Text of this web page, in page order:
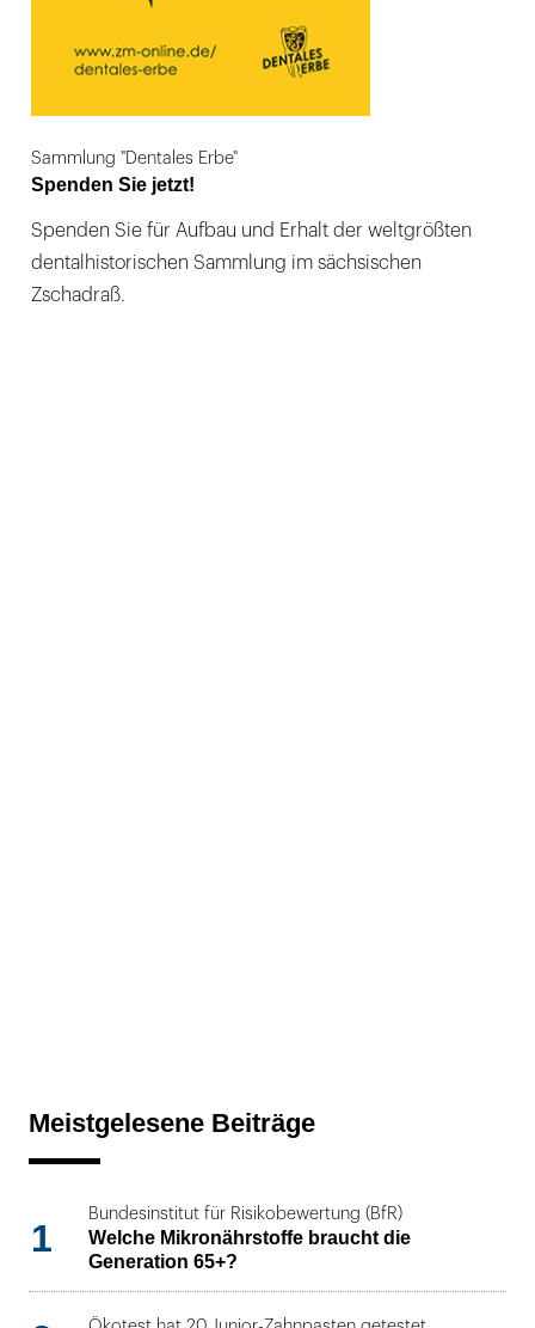
Sammlung "Dentales Erbe"
Spenden Sie jetzt!
Spenden Sie für Aufbau und Erhalt der weltgrößten
dentalhistorischen Sammlung im sächsischen
Zschadraß.
Meistgelesene Beiträge
1
Bundesinstitut für Risikobewertung (BfR)
Welche Mikronährstoffe braucht die
Generation 65+?